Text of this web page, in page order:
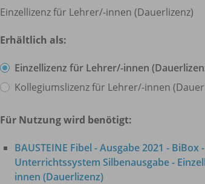
Einzellizenz für Lehrer/-innen (Dauerlizenz)
Erhältlich als:
Einzellizenz für Lehrer/-innen
Kollegiumslizenz für Lehrer/-innen
Für Nutzung wird benötigt:
BAUSTEINE Fibel - Ausgabe 2021 - BiBox
Unterrichtssystem Silbenausgabe -
innen (Dauerlizenz)